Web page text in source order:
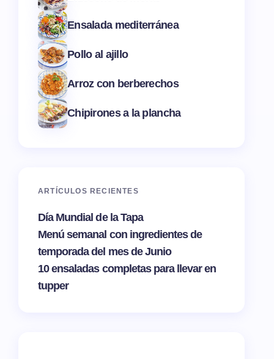
Ensalada mediterránea
Pollo al ajillo
Arroz con berberechos
Chipirones a la plancha
ARTÍCULOS RECIENTES
Día Mundial de la Tapa
Menú semanal con ingredientes de
temporada del mes de Junio
10 ensaladas completas para llevar en
tupper